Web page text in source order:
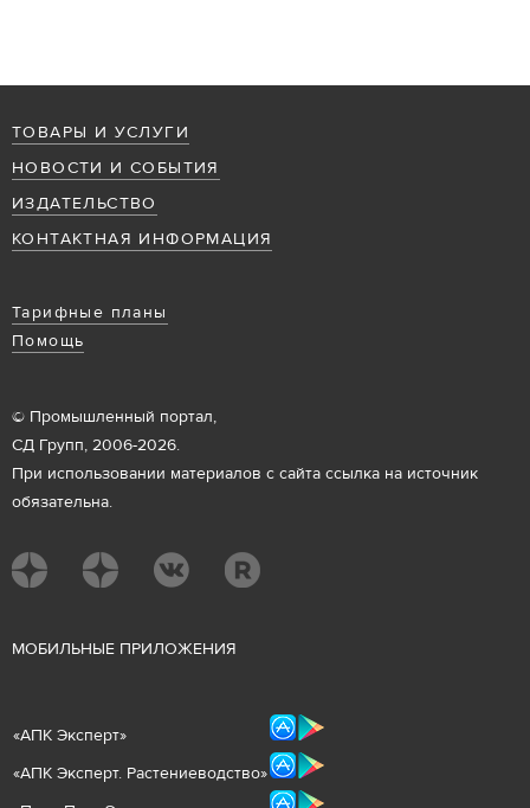
ТОВАРЫ И УСЛУГИ
НОВОСТИ И СОБЫТИЯ
ИЗДАТЕЛЬСТВО
КОНТАКТНАЯ ИНФОРМАЦИЯ
Тарифные планы
Помощь
© Промышленный портал,
СД Групп, 2006-2026.
При использовании материалов с сайта ссылка на источник
обязательна.
МОБИЛЬНЫЕ ПРИЛОЖЕНИЯ
«АПК Эксперт»
«АПК Эксперт. Растениеводство»